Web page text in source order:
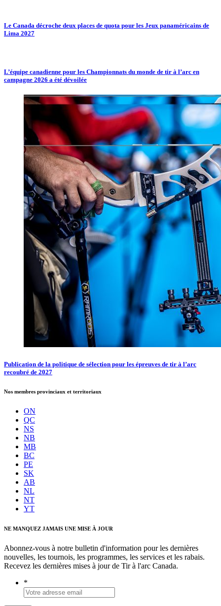
Le Canada décroche deux places de quota pour les Jeux panaméricains de
Lima 2027
L’équipe canadienne pour les Championnats du monde de tir à l’arc en
campagne 2026 a été dévoilée
Publication de la politique de sélection pour les épreuves de tir à l’arc
recoubré de 2027
Nos membres provinciaux et territoriaux
ON
QC
NS
NB
MB
BC
PE
SK
AB
NL
NT
YT
NE MANQUEZ JAMAIS UNE MISE À JOUR
Abonnez-vous à notre bulletin d'information pour les dernières
nouvelles, les tournois, les programmes, les services et les rabais.
Recevez les dernières mises à jour de Tir à l'arc Canada.
*